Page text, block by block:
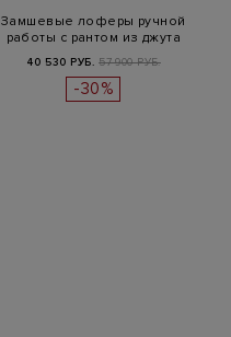
Замшевые лоферы ручной
работы с рантом из джута
40 530 РУБ. 57 900 РУБ.
-30%